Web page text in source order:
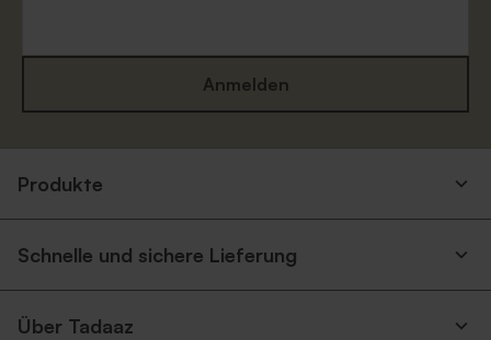
Anmelden
Produkte
Schnelle und sichere Lieferung
Über Tadaaz